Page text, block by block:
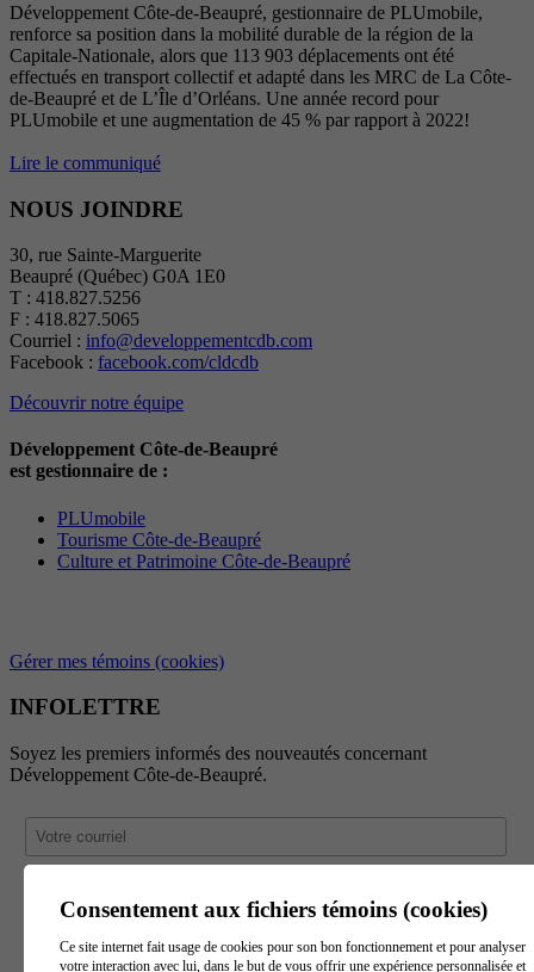
Développement Côte-de-Beaupré, gestionnaire de PLUmobile,
renforce sa position dans la mobilité durable de la région de la
Capitale-Nationale, alors que 113 903 déplacements ont été
effectués en transport collectif et adapté dans les MRC de La Côte-
de-Beaupré et de L’Île d’Orléans. Une année record pour
PLUmobile et une augmentation de 45 % par rapport à 2022!
Lire le communiqué
NOUS JOINDRE
30, rue Sainte-Marguerite
Beaupré (Québec) G0A 1E0
T : 418.827.5256
F : 418.827.5065
Courriel : info@developpementcdb.com
Facebook : facebook.com/cldcdb
Découvrir notre équipe
Développement Côte-de-Beaupré
est gestionnaire de :
PLUmobile
Tourisme Côte-de-Beaupré
Culture et Patrimoine Côte-de-Beaupré
Gérer mes témoins (cookies)
INFOLETTRE
Soyez les premiers informés des nouveautés concernant
Développement Côte-de-Beaupré.
Consentement aux fichiers témoins (cookies)
Ce site internet fait usage de cookies pour son bon fonctionnement et pour analyser
votre interaction avec lui, dans le but de vous offrir une expérience personnalisée et